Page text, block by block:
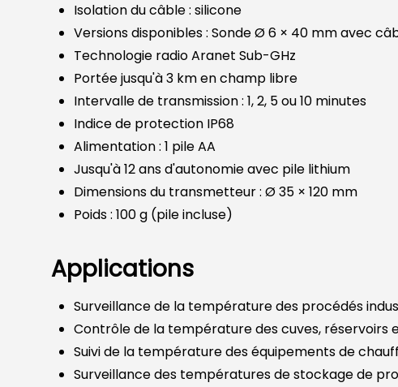
Isolation du câble : silicone
Versions disponibles : Sonde Ø 6 × 40 mm avec
Technologie radio Aranet Sub-GHz
Portée jusqu'à 3 km en champ libre
Intervalle de transmission : 1, 2, 5 ou 10 minutes
Indice de protection IP68
Alimentation : 1 pile AA
Jusqu'à 12 ans d'autonomie avec pile lithium
Dimensions du transmetteur : Ø 35 × 120 mm
Poids : 100 g (pile incluse)
Applications
Surveillance de la température des procédés
Contrôle de la température des cuves, réservoirs
Suivi de la température des équipements de
Surveillance des températures de stockage de